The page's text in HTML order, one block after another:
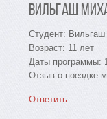
Вильгаш
Студент:
Возраст: 11 лет
Даты программы:
Отзыв о поездке
Ответить